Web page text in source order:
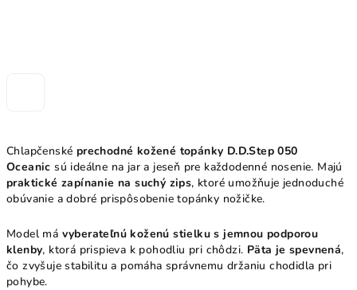
Chlapčenské prechodné kožené topánky D.D.Step 050
Oceanicsú ideálne na jar a jeseň pre každodenné nosenie. Majú
praktické zapínanie na suchý zips, ktoré umožňuje jednoduché
obúvanie a dobré prispôsobenie topánky nožičke.
Model má vyberateľnú koženú stielku s jemnou podporou
klenby, ktorá prispieva k pohodliu pri chôdzi. Päta je spevnená,
čo zvyšuje stabilitu a pomáha správnemu držaniu chodidla pri
pohybe.